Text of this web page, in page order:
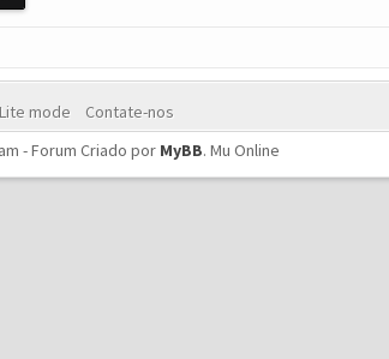
Lite mode
Contate-nos
- Forum Criado por MyBB.Mu Online